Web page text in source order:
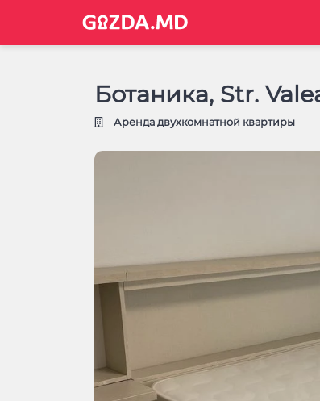
Ботаника, Str.
Аренда двухкомнатной квартиры